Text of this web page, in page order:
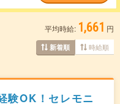
平均時給: 1,661 円
新着順 時給順
OK！セレモニ